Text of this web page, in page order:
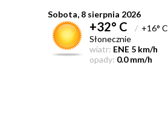
Sobota, 8 sierpnia 2026
+32° C /+16° C
Słonecznie
wiatr: ENE 5 km/h
opady: 0.0 mm/h